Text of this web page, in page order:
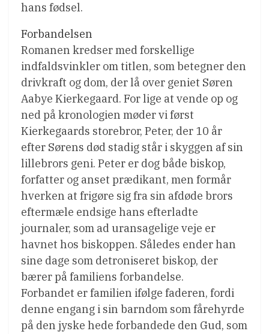
hans fødsel.
Forbandelsen
Romanen kredser med forskellige
indfaldsvinkler om titlen, som betegner den
drivkraft og dom, der lå over geniet Søren
Aabye Kierkegaard. For lige at vende op og
ned på kronologien møder vi først
Kierkegaards storebror, Peter, der 10 år
efter Sørens død stadig står i skyggen af sin
lillebrors geni. Peter er dog både biskop,
forfatter og anset prædikant, men formår
hverken at frigøre sig fra sin afdøde brors
eftermæle endsige hans efterladte
journaler, som ad uransagelige veje er
havnet hos biskoppen. Således ender han
sine dage som detroniseret biskop, der
bærer på familiens forbandelse.
Forbandet er familien ifølge faderen, fordi
denne engang i sin barndom som fårehyrde
på den jyske hede forbandede den Gud, som